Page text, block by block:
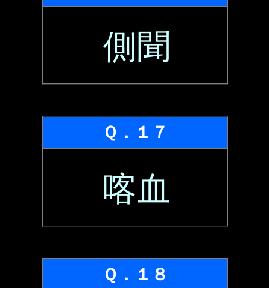
側聞
Ｑ．１７
喀血
Ｑ．１８